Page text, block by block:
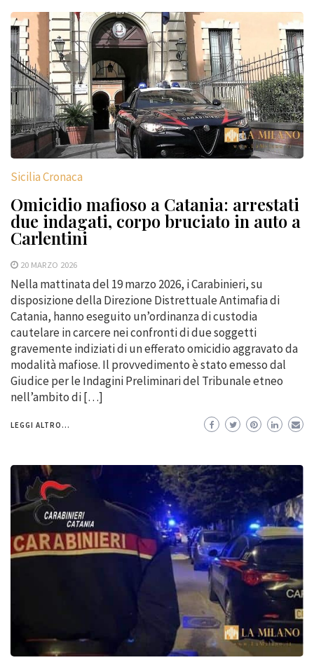
Sicilia Cronaca
Omicidio mafioso a Catania: arrestati
due indagati, corpo bruciato in auto a
Carlentini
20 MARZO 2026
Nella mattinata del 19 marzo 2026, i Carabinieri, su
disposizione della Direzione Distrettuale Antimafia di
Catania, hanno eseguito un’ordinanza di custodia
cautelare in carcere nei confronti di due soggetti
gravemente indiziati di un efferato omicidio aggravato da
modalità mafiose. Il provvedimento è stato emesso dal
Giudice per le Indagini Preliminari del Tribunale etneo
nell’ambito di […]
LEGGI ALTRO...